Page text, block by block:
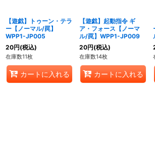
【遊戯】トゥーン・テラ
ー【ノーマル/罠】
WPP1-JP005
20円(税込)
在庫数11枚
カートに入れる
【遊戯】起動指令 ギ
ア・フォース【ノーマ
ル/罠】WPP1-JP009
20円(税込)
在庫数14枚
カートに入れる